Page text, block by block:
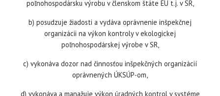
poľnohospodársku výrobu v členskom štáte EÚ t.j. v SR,
b) posudzuje žiadosti a vydáva oprávnenie inšpekčnej
organizácii na výkon kontroly v ekologickej
poľnohospodárskej výrobe v SR,
c) vykonáva dozor nad činnosťou inšpekčných organizácií
oprávnených ÚKSÚP-om,
d) vykonáva a manažuje výkon úradných kontrol v systéme